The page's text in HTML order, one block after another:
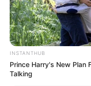
Art Júlia
INSTANTHUB
Prince Harry's New Plan
Talking